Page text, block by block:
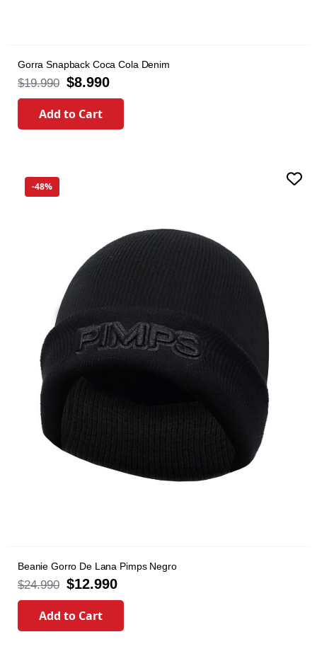
Gorra Snapback Coca Cola Denim
$19.990 $8.990
Add to Cart
-48%
Beanie Gorro De Lana Pimps Negro
$24.990 $12.990
Add to Cart